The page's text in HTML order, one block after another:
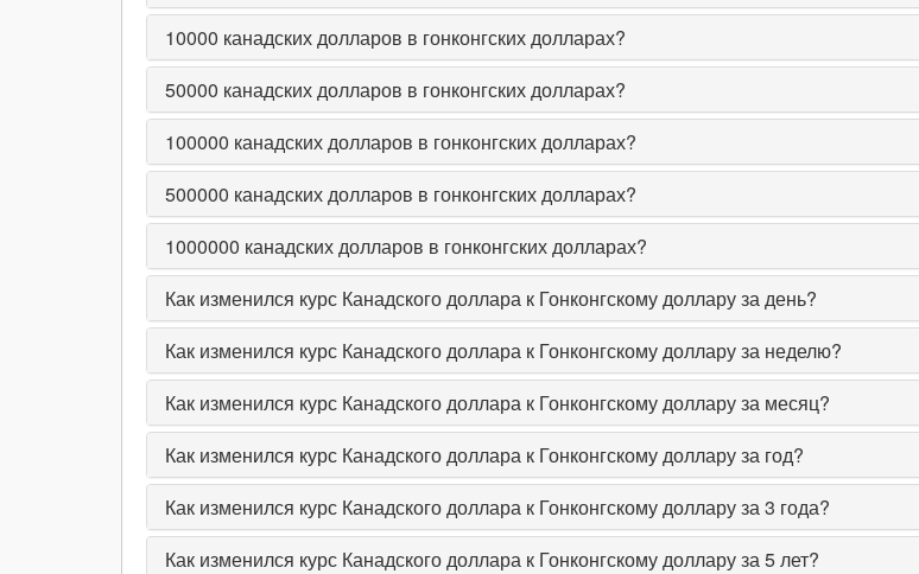
10000 канадских долларов в гонконгских долларах?
50000 канадских долларов в гонконгских долларах?
100000 канадских долларов в гонконгских долларах?
500000 канадских долларов в гонконгских долларах?
1000000 канадских долларов в гонконгских долларах?
Как изменился курс Канадского доллара к Гонконгскому доллару за день?
Как изменился курс Канадского доллара к Гонконгскому доллару за неделю?
Как изменился курс Канадского доллара к Гонконгскому доллару за месяц?
Как изменился курс Канадского доллара к Гонконгскому доллару за год?
Как изменился курс Канадского доллара к Гонконгскому доллару за 3 года?
Как изменился курс Канадского доллара к Гонконгскому доллару за 5 лет?